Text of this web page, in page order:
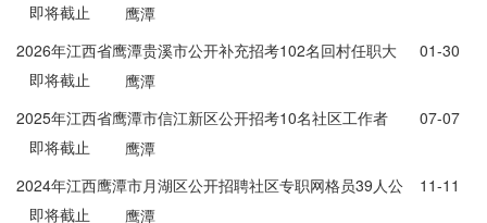
作者5人公告
即将截止
鹰潭
2026年江西省鹰潭贵溪市公开补充招考102名回村任职大
学生、社区工作者（专职网格员）公告
01-30
即将截止
鹰潭
2025年江西省鹰潭市信江新区公开招考10名社区工作者
（网格员）公告
07-07
即将截止
鹰潭
2024年江西鹰潭市月湖区公开招聘社区专职网格员39人公
告
11-11
即将截止
鹰潭